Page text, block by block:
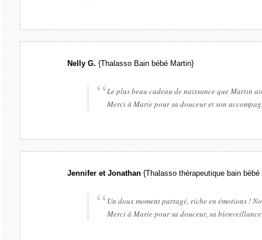
Nelly G. {Thalasso Bain bébé Martin}
Le plus beau cadeau de naissance que Martin
Merci à Marie pour sa douceur et son
Jennifer et Jonathan {Thalasso thérapeutique bain bébé
Un doux moment partagé, riche en émotions !
Merci à Marie pour sa douceur, sa